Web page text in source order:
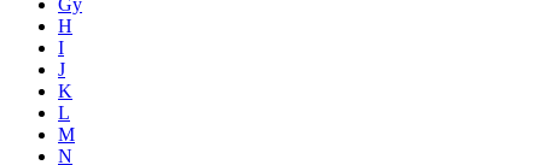
Gy
H
I
J
K
L
M
N